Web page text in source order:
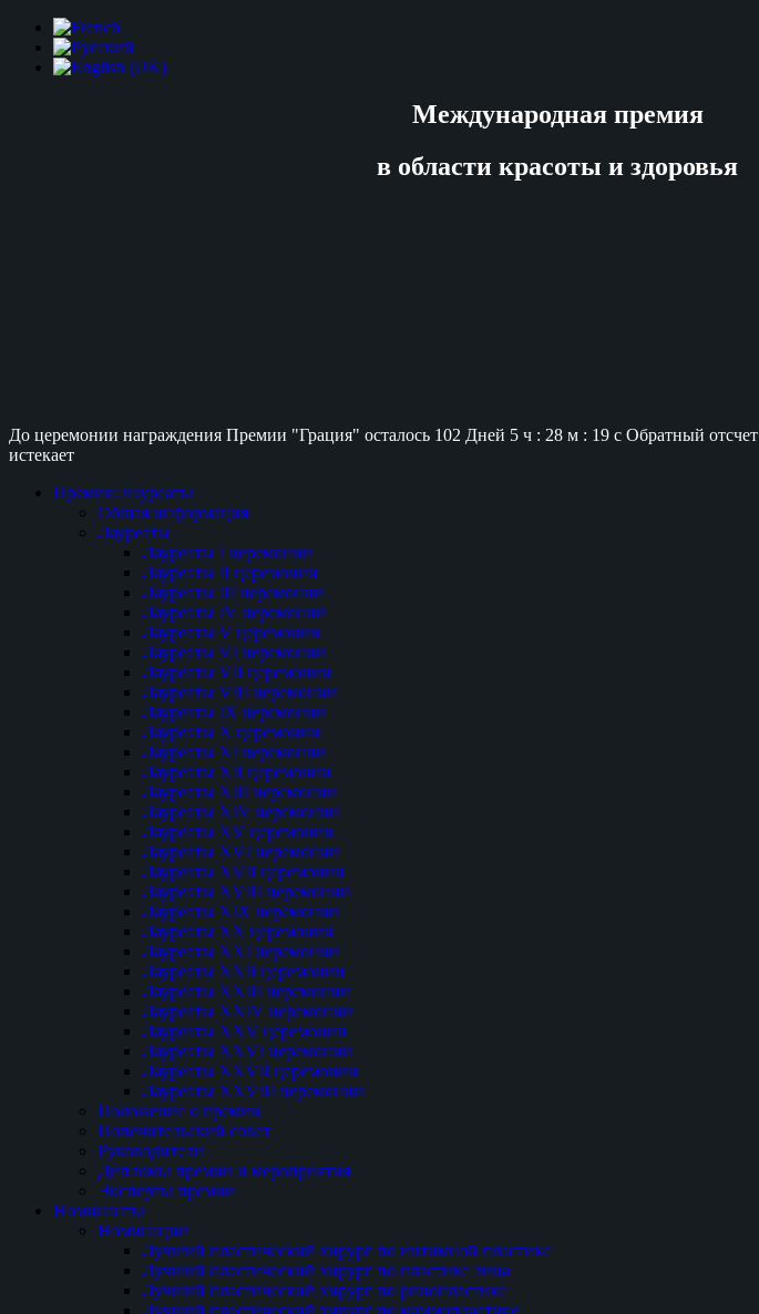
Международная премия
в области красоты и здоровья
До церемонии награждения Премии "Грация" осталось 102 Дней 5 ч : 28 м : 18 с Обратный отсчет
истекает
Премия::Лауреаты
Общая информация
Лауреаты
Лауреаты I церемонии
Лауреаты II церемонии
Лауреаты III церемонии
Лауреаты IV церемонии
Лауреаты V церемонии
Лауреаты VI церемонии
Лауреаты VII церемонии
Лауреаты VIII церемонии
Лауреаты IX церемонии
Лауреаты Х церемонии
Лауреаты XI церемонии
Лауреаты XII церемонии
Лауреаты XIII церемонии
Лауреаты XIV церемонии
Лауреаты XV церемонии
Лауреаты XVI церемонии
Лауреаты XVII церемонии
Лауреаты XVIII церемонии
Лауреаты XIX церемонии
Лауреаты XX церемонии
Лауреаты XXI церемонии
Лауреаты XXII церемонии
Лауреаты XXIII церемонии
Лауреаты XXIV церемонии
Лауреаты XXV церемонии
Лауреаты XXVI церемонии
Лауреаты XXVII церемонии
Лауреаты XXVIII церемонии
Положение о премии
Попечительский совет
Руководители
Дипломы премии и мероприятия
Эксперты премии
Номинанты
Номинации
Лучший пластический хирург по интимной пластике
Лучший пластический хирург по пластике лица
Лучший пластический хирург по ринопластике
Лучший пластический хирург по маммопластике